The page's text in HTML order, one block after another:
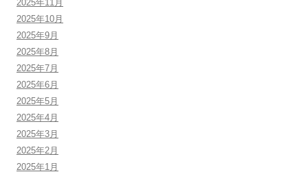
2025年11月
2025年10月
2025年9月
2025年8月
2025年7月
2025年6月
2025年5月
2025年4月
2025年3月
2025年2月
2025年1月